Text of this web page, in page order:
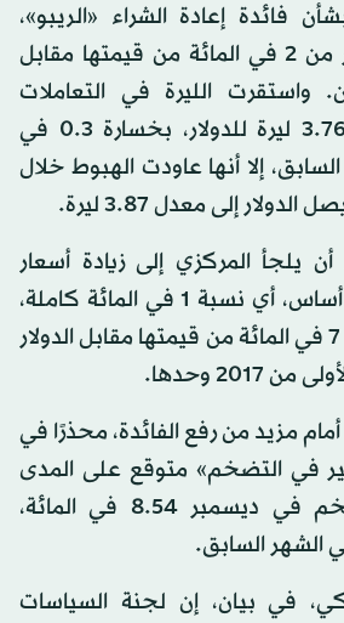
فائدة إعادة الشراء «الريبو»،
فخسرت الليرة أكثر من 2 في المائة من قيمتها مقابل
واستقرت الليرة في التعاملات
اللاحقة لتصل إلى 3.76 ليرة للدولار، بخسارة 0.3 في
السابق، إلا أنها عاودت الهبوط خلال
إلى معدل 3.87 ليرة.
يلجأ المركزي إلى زيادة أسعار
الفائدة بـ100 نقطة أساس، أي نسبة 1 في المائة كاملة،
بعد أن خسرت الليرة 7 في المائة من قيمتها مقابل الدولار
2017 وحدها.
مزيد من رفع الفائدة، محذرًا في
في التضخم» متوقع على المدى
القصير. وبلغ التضخم في ديسمبر 8.54 في المائة،
في بيان، إن لجنة السياسات